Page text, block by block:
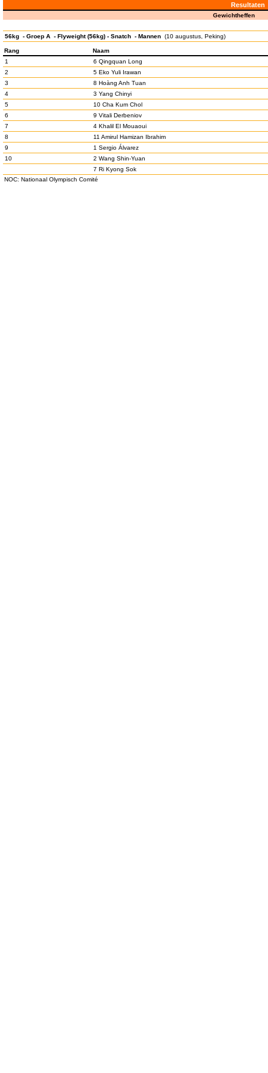
Resultaten
Gewichtheffen
56kg - Groep A - Flyweight (56kg) - Snatch - Mannen (10 augustus, Peking)
Rang
Naam
1
6 Qingquan Long
2
5 Eko Yuli Irawan
3
8 Hoàng Anh Tuan
4
3 Yang Chinyi
5
10 Cha Kum Chol
6
9 Vitali Derbeniov
7
4 Khalil El Mouaoui
8
11 Amirul Hamizan Ibrahim
9
1 Sergio Álvarez
10
2 Wang Shin-Yuan
7 Ri Kyong Sok
NOC: Nationaal Olympisch Comité